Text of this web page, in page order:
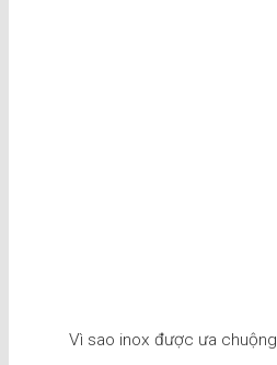
Vì sao inox được ưa chuộng